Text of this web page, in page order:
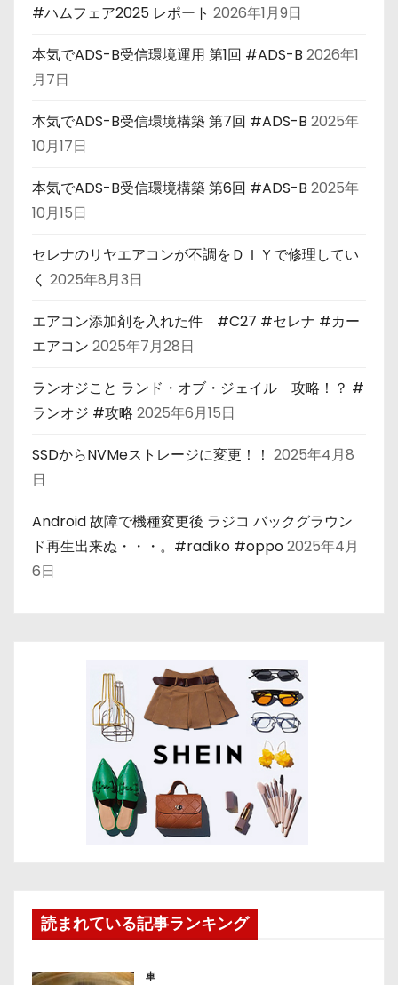
#ハムフェア2025 レポート 2026年1月9日
本気でADS-B受信環境運用 第1回 #ADS-B 2026年1
月7日
本気でADS-B受信環境構築 第7回 #ADS-B 2025年
10月17日
本気でADS-B受信環境構築 第6回 #ADS-B 2025年
10月15日
セレナのリヤエアコンが不調をＤＩＹで修理してい
く 2025年8月3日
エアコン添加剤を入れた件 #C27 #セレナ #カー
エアコン 2025年7月28日
ランオジこと ランド・オブ・ジェイル 攻略！？ #
ランオジ #攻略 2025年6月15日
SSDからNVMeストレージに変更！！ 2025年4月8
日
Android 故障で機種変更後 ラジコ バックグラウン
ド再生出来ぬ・・・。#radiko #oppo2025年4月
6日
読まれている記事ランキング